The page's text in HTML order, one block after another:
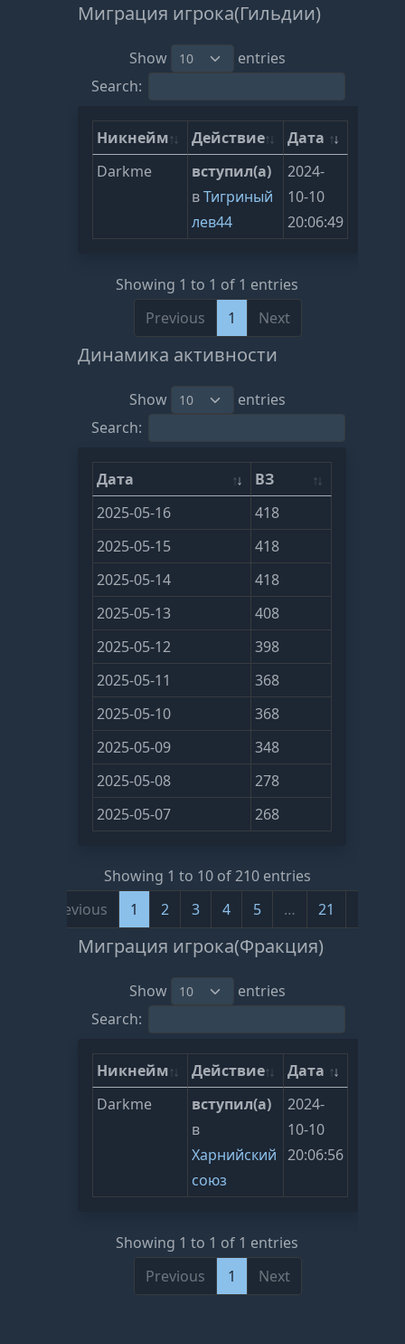
Миграция игрока(Гильдии)
Show
entries
Search:
Никнейм Действие
Дата
Darkme
вступил(а)
вТигриный
лев44
2024-
10-10
20:06:49
Showing 1 to 1 of 1 entries
Previous
1 Next
Динамика активности
Show
entries
Search:
Дата
ВЗ
2025-05-16
418
2025-05-15
418
2025-05-14
418
2025-05-13
408
2025-05-12
398
2025-05-11
368
2025-05-10
368
2025-05-09
348
2025-05-08
278
2025-05-07
268
Showing 1 to 10 of 210 entries
Previous
1 2 3 4 5 … 21
Миграция игрока(Фракция)
Show
entries
Search:
Никнейм Действие
Дата
Darkme
вступил(а)
в
Харнийский
союз
2024-
10-10
20:06:56
Showing 1 to 1 of 1 entries
Previous
1 Next